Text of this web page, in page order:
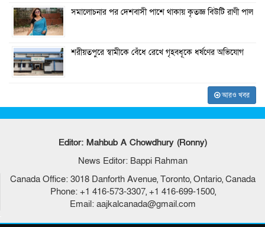
সমালোচনার পর দেশবাসী পাশে থাকায় কৃতজ্ঞ বিউটি রাণী পাল
শরীয়তপুরে স্বামীকে বেঁধে রেখে গৃহবধূকে ধর্ষণের অভিযোগ
আরও খবর
Editor: Mahbub A Chowdhury (Ronny)
News Editor: Bappi Rahman
Canada Office: 3018 Danforth Avenue, Toronto, Ontario, Canada
Phone: +1 416-573-3307, +1 416-699-1500,
Email: aajkalcanada@gmail.com